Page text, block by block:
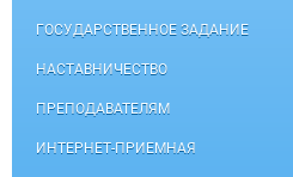
ГОСУДАРСТВЕННОЕ ЗАДАНИЕ
НАСТАВНИЧЕСТВО
ПРЕПОДАВАТЕЛЯМ
ИНТЕРНЕТ-ПРИЕМНАЯ